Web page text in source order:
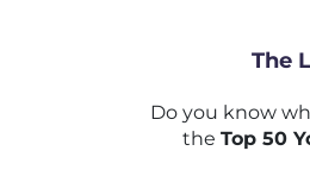
The
Do you know
the Top 50